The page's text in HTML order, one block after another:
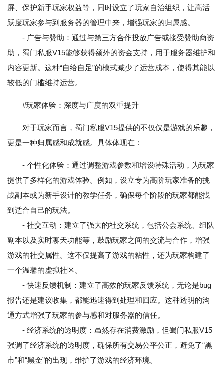
屏、保护新手玩家权益等，同时设立了玩家自治组织，让高活
跃度玩家参与到服务器的管理中来，增强玩家的归属感。
- 广告与赞助：通过与第三方合作投放广告或接受赞助商资
助，蜀门私服V15能够获得额外的资金支持，用于服务器维护和
内容更新。这种“自给自足”的模式减少了运营成本，使得其能以
较低的门槛维持运营。
#玩家体验：深度与广度的双重提升
对于玩家而言，蜀门私服V15提供的不仅仅是游戏的乐趣，
更是一种归属感和成就感。具体体现在：
- 个性化体验：通过调整游戏参数和增设特殊活动，为玩家
提供了多样化的游戏体验。例如，设立专为高阶玩家准备的挑
战副本或为新手设计的教学任务，确保每个阶段的玩家都能找
到适合自己的玩法。
- 社交互动：建立了强大的社交系统，包括公会系统、组队
副本以及实时聊天功能等，鼓励玩家之间的交流与合作，增强
游戏的社交属性。这不仅提高了游戏的粘性，还为玩家构建了
一个温馨的虚拟社区。
- 快速反馈机制：建立了高效的玩家反馈系统，无论是bug
报告还是建议收集，都能迅速得到处理和回应。这种透明的沟
通方式增强了玩家的参与感和对服务器的信任。
- 经济系统的透明度：虽然存在消费激励，但蜀门私服V15
强调了经济系统的透明度，确保所有交易公平公正，避免了“黑
市”和“黑金”的出现，维护了游戏的经济环境。